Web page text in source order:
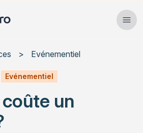
> Evénementiel
Evénementiel
un